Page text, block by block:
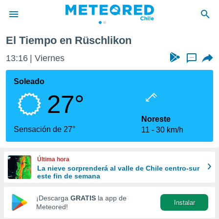
de
por
que se
calidad.
a este
las
y
forma
digital
basada
El Tiempo en Rüschlikon
13:16 Viernes ...
Soleado
27°
Sensación de 27°
Noreste
11
30 km/h
Última hora
La nieve sorprenderá al valle de Chile centro-sur
este fin de semana
¡Descarga GRATIS la app de
Meteored!
Instalar